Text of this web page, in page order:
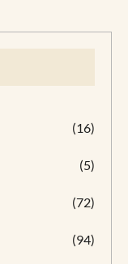
(16)
(5)
(72)
(94)